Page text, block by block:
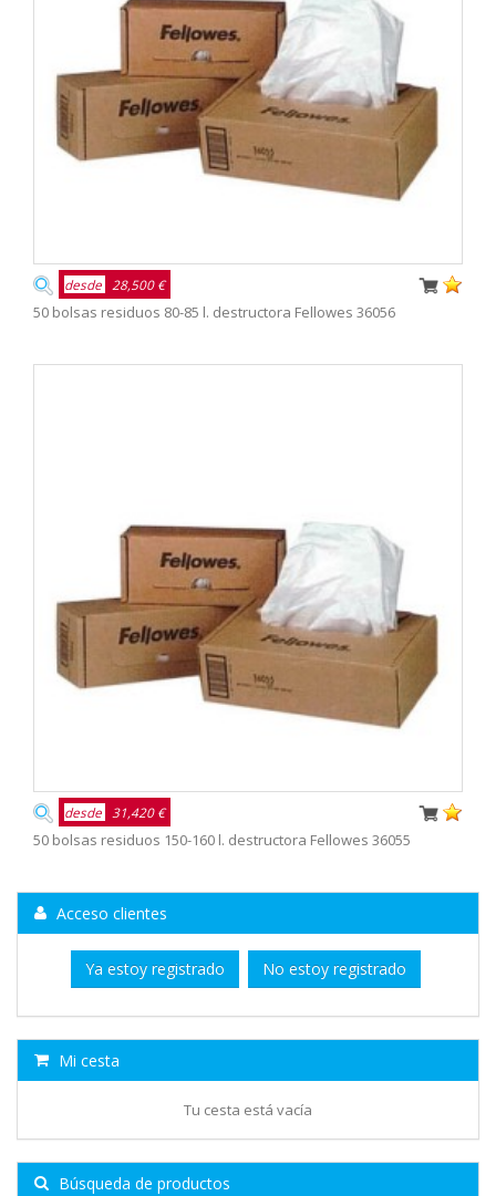
desde 28,500 €
50 bolsas residuos 80-85 l. destructora Fellowes 36056
desde 31,420 €
50 bolsas residuos 150-160 l. destructora Fellowes 36055
Acceso clientes
Ya estoy registrado No estoy registrado
Mi cesta
Tu cesta está vacía
Búsqueda de productos